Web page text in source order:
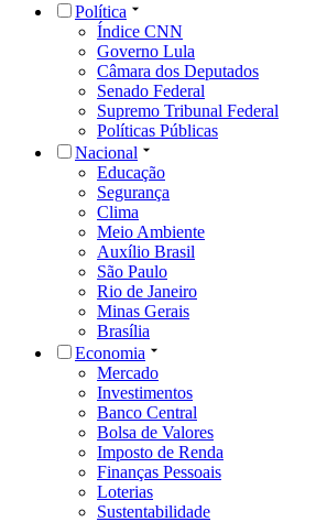
Política
Índice CNN
Governo Lula
Câmara dos Deputados
Senado Federal
Supremo Tribunal Federal
Políticas Públicas
Nacional
Educação
Segurança
Clima
Meio Ambiente
Auxílio Brasil
São Paulo
Rio de Janeiro
Minas Gerais
Brasília
Economia
Mercado
Investimentos
Banco Central
Bolsa de Valores
Imposto de Renda
Finanças Pessoais
Loterias
Sustentabilidade